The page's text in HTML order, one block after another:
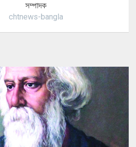
সম্পাদক
chtnews-bangla